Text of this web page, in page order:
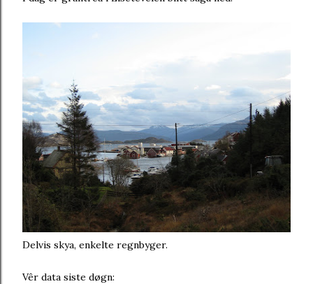
Delvis skya, enkelte regnbyger.
Vêr data siste døgn: